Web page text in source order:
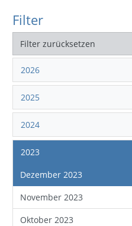
Filter
Filter zurücksetzen
2026
2025
2024
2023
Dezember 2023
November 2023
Oktober 2023